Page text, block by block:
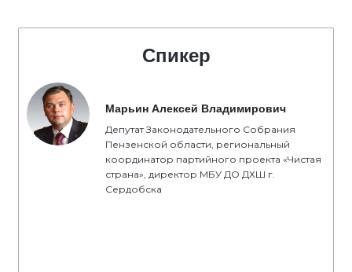
Спикер
Марьин Алексей Владимирович
Депутат Законодательного Собрания
Пензенской области, региональный
координатор партийного проекта «Чистая
страна», директор МБУ ДО ДХШ г.
Сердобска